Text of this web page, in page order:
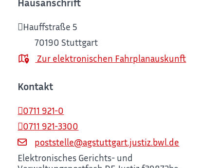
Hausanschrift
Hauffstraße 5
70190 Stuttgart
Zur elektronischen Fahrplanauskunft
Kontakt
0711 921-0
0711 921-3300
poststelle@agstuttgart.justiz.bwl.de
Elektronisches Gerichts- und